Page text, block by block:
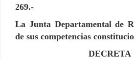
269.-
La Junta Departamental de
de sus competencias
DECRETA